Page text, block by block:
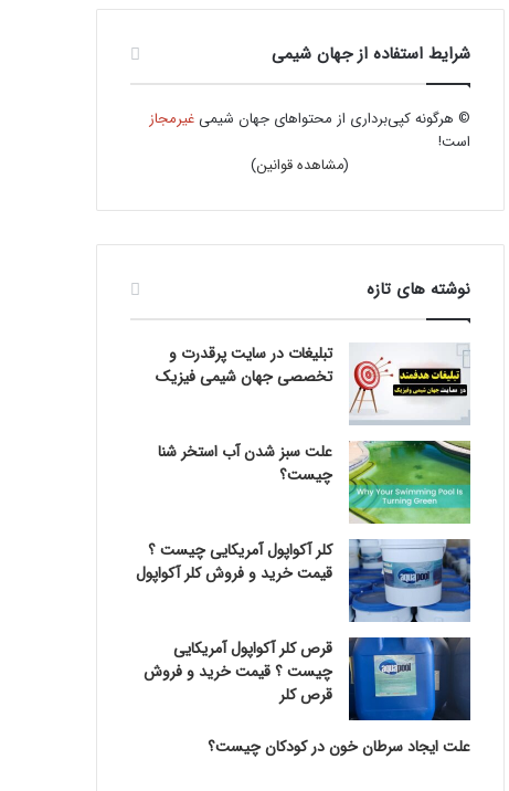
شرایط استفاده از جهان شیمی
© هرگونه کپی‌برداری از محتواهای جهان شیمیغیرمجاز
است!
(مشاهده قوانین)
نوشته های تازه
تبلیغات در سایت پرقدرت و
تخصصی جهان شیمی فیزیک
علت سبز شدن آب استخر شنا
چیست؟
کلر آکواپول آمریکایی چیست ؟
قیمت خرید و فروش کلر آکواپول
قرص کلر آکواپول آمریکایی
چیست ؟ قیمت خرید و فروش
قرص کلر
علت ایجاد سرطان خون در کودکان چیست؟